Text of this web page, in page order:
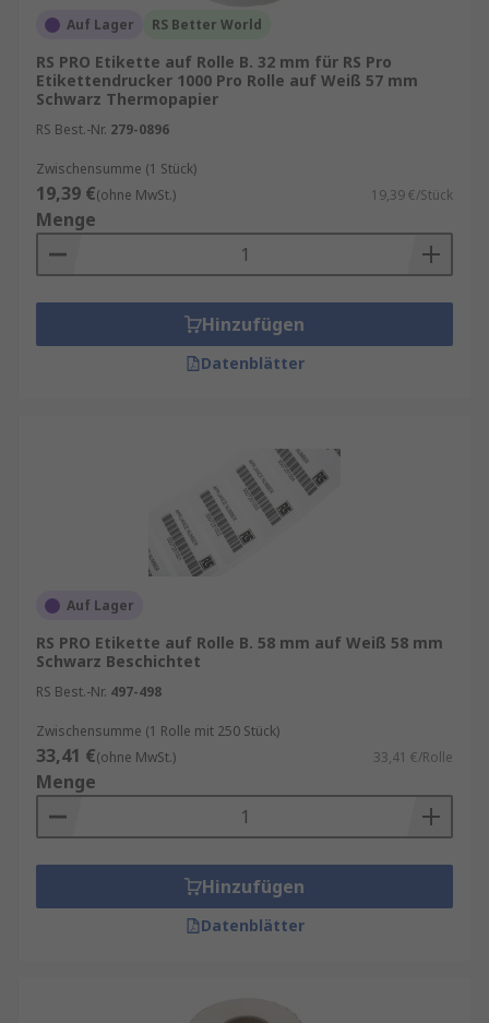
oder mit einem Etikettendrucke
Vielseitigkeit: Etikettenrollen sind in
zahlreichen Varianten erhältlich – von
Papieretiketten für den kurzfristigen
Einsatz bis hin zu robusten
Umgebungen.
Kompatibilität:
Thermotransferdruckern kompatibel und
Individuelle Gestaltung:Etikettenrollen
Einzelhandel:Preisetiketten,
Produktkennzeichnung, Sonderangebote
Logistik & Versand:
Industrie:Typenschilder,
Sicherheitskennzeichnung,
Gesundheitswesen:
Patientenarmbänder,
Laborprobenetiketten,
Medikamentenkennzeichnung
Materialien und Klebstoffe
Etikettenrollen sind in verschiedenen
Materialien erhältlich, darunter:
Auf Lager RS Better World
RS PRO Etikette auf Rolle B. 32 mm für RS Pro
Etikettendrucker 1000 Pro Rolle auf Weiß 57 mm
Schwarz Thermopapier
RS Best.-Nr. 279-0896
Zwischensumme (1 Stück)
19,39 €(ohne MwSt.) 19,39 €/Stück
Menge
Hinzufügen
Datenblätter
Auf Lager
RS PRO Etikette auf Rolle B. 58 mm auf Weiß 58 mm
Schwarz Beschichtet
RS Best.-Nr. 497-498
Zwischensumme (1 Rolle mit 250 Stück)
33,41 €(ohne MwSt.) 33,41 €/Rolle
Menge
Hinzufügen
Datenblätter